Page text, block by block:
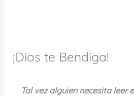
¡Dios te Bendiga!
Tal vez alguien necesita leer